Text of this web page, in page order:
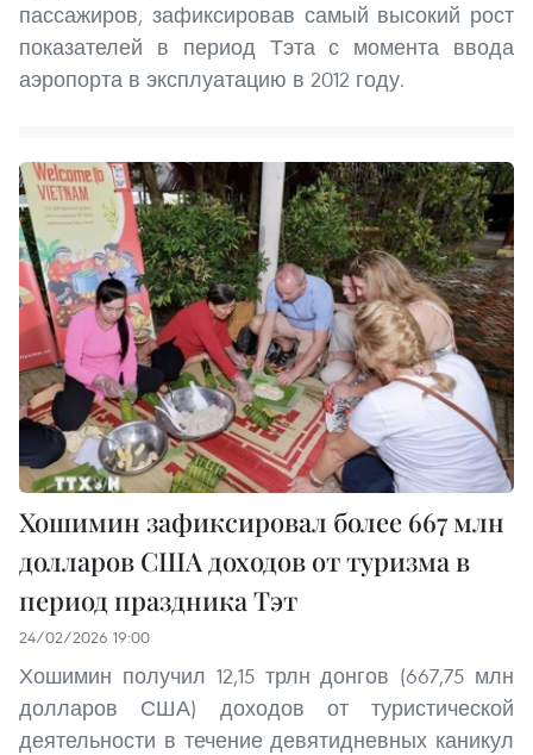
пассажиров, зафиксировав самый высокий рост
показателей в период Тэта с момента ввода
аэропорта в эксплуатацию в 2012 году.
Хошимин зафиксировал более 667 млн
долларов США доходов от туризма в
период праздника Тэт
24/02/2026 19:00
Хошимин получил 12,15 трлн донгов (667,75 млн
долларов США) доходов от туристической
деятельности в течение девятидневных каникул